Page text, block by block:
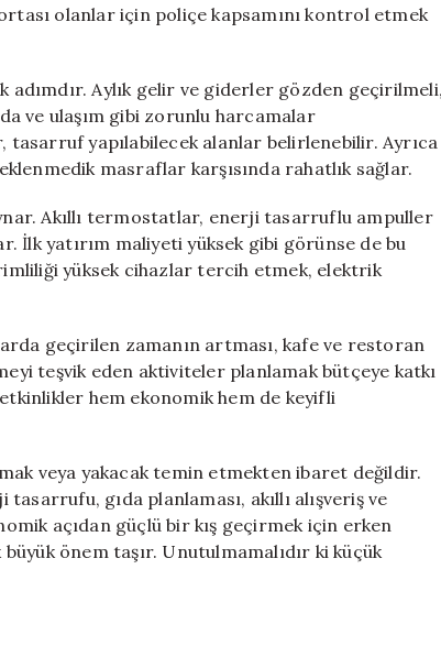
olanlar için poliçe kapsamını kontrol etmek
adımdır. Aylık gelir ve giderler gözden geçirilmeli,
ve ulaşım gibi zorunlu harcamalar
yapılabilecek alanlar belirlenebilir. Ayrıca
masraflar karşısında rahatlık sağlar.
Akıllı termostatlar, enerji tasarruflu ampuller
İlk yatırım maliyeti yüksek gibi görünse de bu
yüksek cihazlar tercih etmek, elektrik
geçirilen zamanın artması, kafe ve restoran
teşvik eden aktiviteler planlamak bütçeye katkı
hem ekonomik hem de keyifli
veya yakacak temin etmekten ibaret değildir.
gıda planlaması, akıllı alışveriş ve
açıdan güçlü bir kış geçirmek için erken
önem taşır. Unutulmamalıdır ki küçük